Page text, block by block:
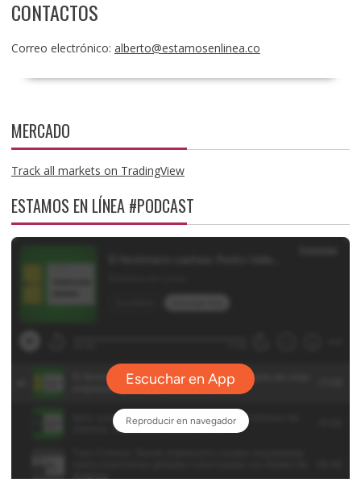
CONTACTOS
Correo electrónico: alberto@estamosenlinea.co
MERCADO
Track all markets on TradingView
ESTAMOS EN LÍNEA #PODCAST